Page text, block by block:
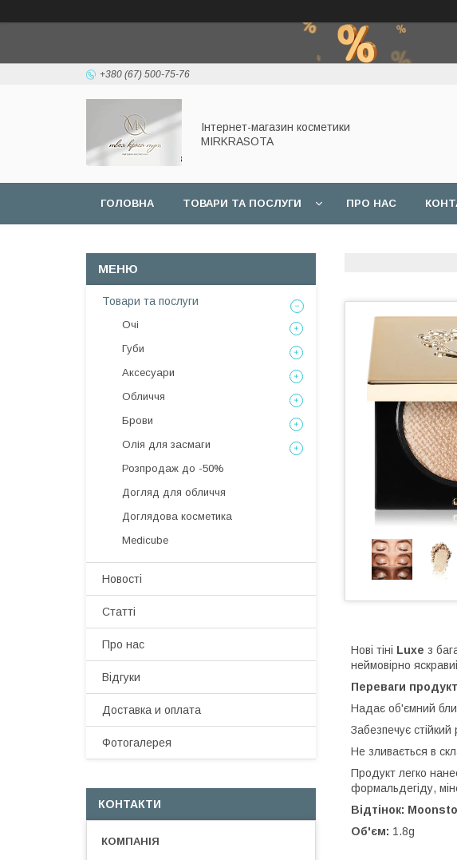
+380 (67) 500-75-76
Інтернет-магазин косметики
MIRKRASOTA
ГОЛОВНА ТОВАРИ ТА ПОСЛУГИ ПРО НАС
Нові тіні Luxe з
неймовірно
Переваги
Надає об'ємний
Забезпечує стійкий
Не зливається в
Продукт легко
формальдегіду,
Відтінок:
Об'єм: 1.8g
Товари та послуги
Очі
Губи
Аксесуари
Обличчя
Брови
Олія для засмаги
Розпродаж до -50%
Догляд для обличчя
Доглядова косметика
Medicube
Новості
Статті
Про нас
Відгуки
Доставка и оплата
Фотогалерея
КОНТАКТИ